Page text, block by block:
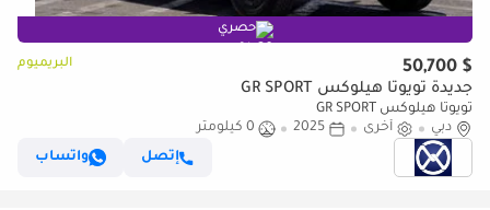
حصري
$ 50,700 البريميوم
جديدة تويوتا هيلوكس GR SPORT
تويوتا هيلوكس GR SPORT
دبي
أخرى 2025
0 كيلومتر
إتصل
واتساب